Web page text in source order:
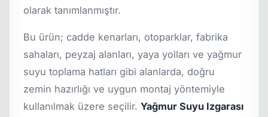
olarak tanımlanmıştır.
Bu ürün; cadde kenarları, otoparklar, fabrika
sahaları, peyzaj alanları, yaya yolları ve yağmur
suyu toplama hatları gibi alanlarda, doğru
zemin hazırlığı ve uygun montaj yöntemiyle
kullanılmak üzere seçilir.Yağmur Suyu Izgarası